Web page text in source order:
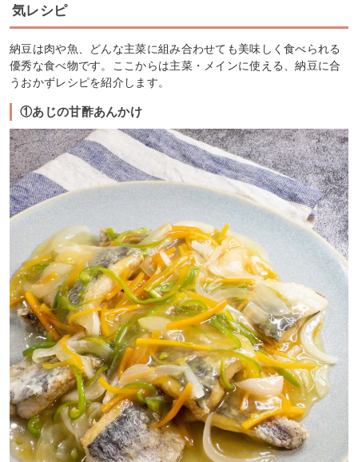
気レシピ
納豆は肉や魚、どんな主菜に組み合わせても美味しく食べられる
優秀な食べ物です。ここからは主菜・メインに使える、納豆に合
うおかずレシピを紹介します。
①あじの甘酢あんかけ